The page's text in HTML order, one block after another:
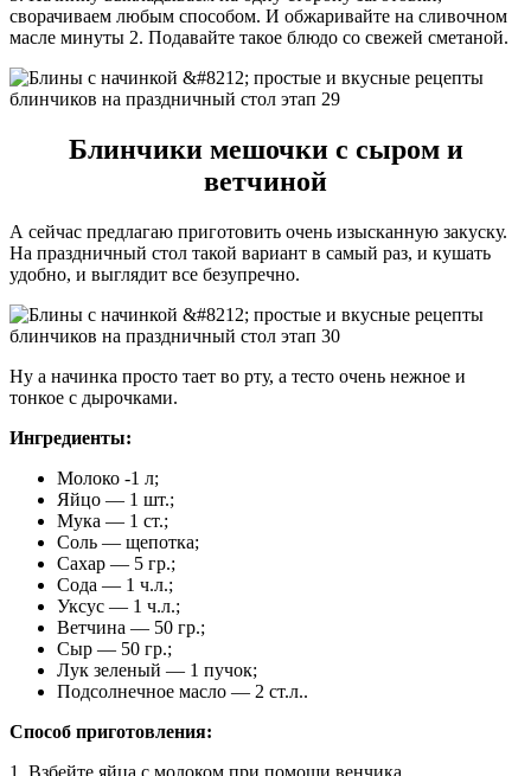
сворачиваем любым способом. И обжаривайте на сливочном
масле минуты 2. Подавайте такое блюдо со свежей сметаной.
Блинчики мешочки с сыром и
ветчиной
А сейчас предлагаю приготовить очень изысканную закуску.
На праздничный стол такой вариант в самый раз, и кушать
удобно, и выглядит все безупречно.
Ну а начинка просто тает во рту, а тесто очень нежное и
тонкое с дырочками.
Ингредиенты:
Молоко -1 л;
Яйцо — 1 шт.;
Мука — 1 ст.;
Соль — щепотка;
Сахар — 5 гр.;
Сода — 1 ч.л.;
Уксус — 1 ч.л.;
Ветчина — 50 гр.;
Сыр — 50 гр.;
Лук зеленый — 1 пучок;
Подсолнечное масло — 2 ст.л..
Способ приготовления: